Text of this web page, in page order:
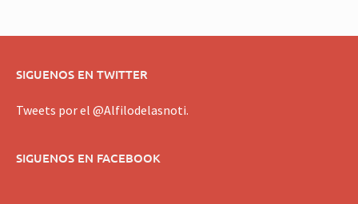
SIGUENOS EN TWITTER
Tweets por el @Alfilodelasnoti.
SIGUENOS EN FACEBOOK